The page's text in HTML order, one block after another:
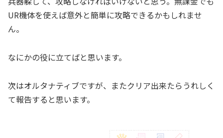
UR機体を使えば意外と簡単に攻略できるかもしれませ
ん。
なにかの役に立てばと思います。
次はオルタナティブですが、またクリア出来たらうれしく
て報告すると思います。